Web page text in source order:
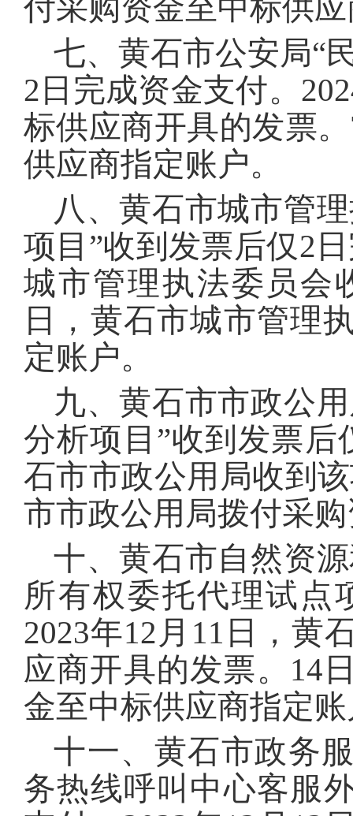
付采购资金至中标供
七、黄石市公安局“
2日完成资金支付。
标供应商开具的发票
供应商指定账户。
八、黄石市城市管
项目”收到发票后仅2
城市管理执法委员会
日，黄石市城市管理
定账户。
九、黄石市市政公
分析项目”收到发票后
石市市政公用局收到
市市政公用局拨付采
十、黄石市自然资
所有权委托代理试点
2023年12月11日，黄
应商开具的发票。14
金至中标供应商指定
十一、黄石市政务
务热线呼叫中心客服